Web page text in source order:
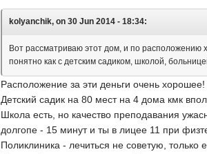
kolyanchik, on 30 Jun 2014 - 18:34:
Вот рассматриваю этот дом, и по расположению
понятно как с детским садиком, школой,
Расположение за эти деньги очень хорошее!
Детский садик на 80 мест на 4 дома кмк
Школа есть, но качество преподавания
долгопе - 15 минут и ты в лицее 11 при
Поликлиника - лечиться не советую,